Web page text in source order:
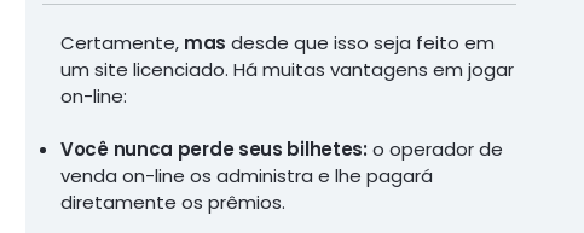
Certamente, mas desde que isso seja feito em
um site licenciado. Há muitas vantagens em jogar
on-line:
Você nunca perde seus bilhetes: o operador de
venda on-line os administra e lhe pagará
diretamente os prêmios.